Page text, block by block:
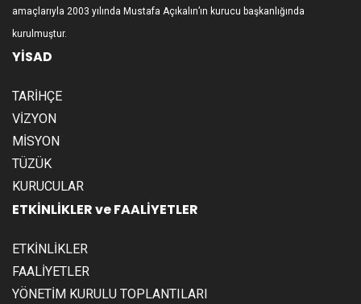
amaçlarıyla 2003 yılında Mustafa Açıkalın’ın kurucu başkanlığında
kurulmuştur.
YİSAD
TARİHÇE
VİZYON
MİSYON
TÜZÜK
KURUCULAR
ETKİNLİKLER ve FAALİYETLER
ETKİNLİKLER
FAALİYETLER
YÖNETİM KURULU TOPLANTILARI